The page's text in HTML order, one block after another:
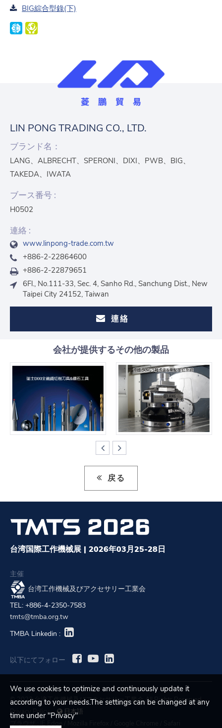
BIG綜合型錄(下)
LIN PONG TRADING CO., LTD.
ブランド名：
LANG、ALBRECHT、SPERONI、DIXI、PWB、BIG、
TAKEDA、IWATA
ブース番号 :
H0502
連絡 :
www.linpong-trade.com.tw
+886-2-22864600
+886-2-22879651
6Fl., No.111-33, Sec. 4, Sanho Rd., Sanchung Dist., New
Taipei City 24152, Taiwan
連絡
会社が提供するその他の製品
戻る
We use cookies to optimize and continuously update it
according to your needs.The settings can be changed at any
time under "Privacy"
台湾国際工作機械展 | 2026年03月25-28日
主催
台湾工作機械及びアクセサリー工業会
TEL: +886-4-2350-7583
tmts@tmba.org.tw
TMBA Linkedin :
以下にてフォロー
© 2023 台湾工作機械及びアクセサリー工業会 All Rights Reserved.
Privacy Policy
日本語
ブラウザ :IE Edge